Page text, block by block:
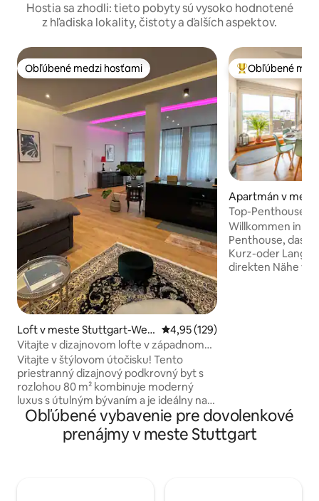
Hostia sa zhodli: tieto pobyty sú vysoko hodnotené
z hľadiska lokality, čistoty a ďalších aspektov.
Obľúbené medzi hosťami
Obľúbené medzi hosťami
Loft v meste Stuttgart-Wes
t
Priemerné ohodnotenie 4,95 z
4,95 (129)
Vitajte v dizajnovom lofte v západnom
Stuttgarte
Vitajte v štýlovom útočisku! Tento
priestranný dizajnový podkrovný byt s
rozlohou 80 m² kombinuje moderný
luxus s útulným bývaním a je ideálny na
bývanie, prácu alebo oddych. 🏡
Otvorený pôdorys pre jedinečnú životnú
atmosféru Dizajnová 🍽 kuchyňa – plne
Najobľúbenejšie
Obľúbené
Apartmán v
dt
Top-Penthouse
Airport | Terasa
Willkommen in
Penthouse, dass
Kurz-oder
direkten Nähe
Mall
Obľúbené vybavenie pre dovolenkové
prenájmy v meste Stuttgart